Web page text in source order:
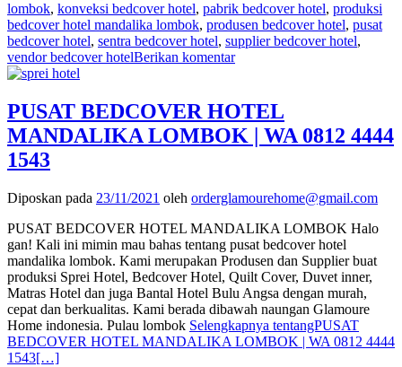
lombok, konveksi bedcover hotel, pabrik bedcover hotel, produksi
bedcover hotel mandalika lombok, produsen bedcover hotel, pusat
bedcover hotel, sentra bedcover hotel, supplier bedcover hotel,
vendor bedcover hotelBerikan komentar
PUSAT BEDCOVER HOTEL
MANDALIKA LOMBOK | WA 0812 4444
1543
Diposkan pada 23/11/2021 oleh orderglamourehome@gmail.com
PUSAT BEDCOVER HOTEL MANDALIKA LOMBOK Halo
gan! Kali ini mimin mau bahas tentang pusat bedcover hotel
mandalika lombok. Kami merupakan Produsen dan Supplier buat
produksi Sprei Hotel, Bedcover Hotel, Quilt Cover, Duvet inner,
Matras Hotel dan juga Bantal Hotel Bulu Angsa dengan murah,
cepat dan berkualitas. Kami berada dibawah naungan Glamoure
Home indonesia. Pulau lombok Selengkapnya tentangPUSAT
BEDCOVER HOTEL MANDALIKA LOMBOK | WA 0812 4444
1543[…]